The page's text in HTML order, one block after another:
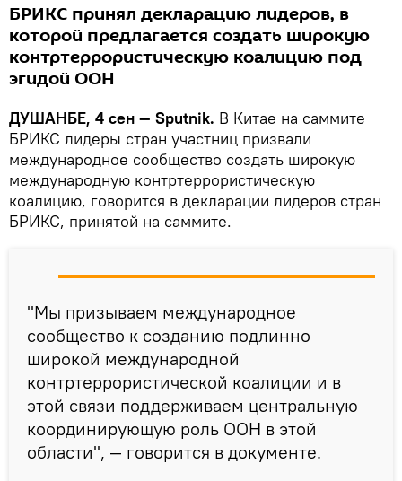
БРИКС принял декларацию лидеров, в
которой предлагается создать широкую
контртеррористическую коалицию под
эгидой ООН
ДУШАНБЕ, 4 сен — Sputnik. В Китае на саммите
БРИКС лидеры стран участниц призвали
международное сообщество создать широкую
международную контртеррористическую
коалицию, говорится в декларации лидеров стран
БРИКС, принятой на саммите.
"Мы призываем международное
сообщество к созданию подлинно
широкой международной
контртеррористической коалиции и в
этой связи поддерживаем центральную
координирующую роль ООН в этой
области", — говорится в документе.